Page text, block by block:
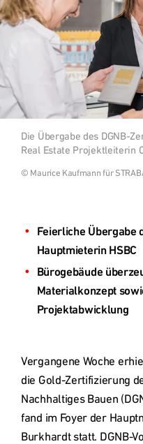
Top Links
Quartiersentwicklung
Forschungsprojekt RCC2
Nachhaltigkeit -
Referenzprojekte
Deutschland
Österreich
republika
Die Übergabe des DGNB-
Real Estate Projektleiterin
© Maurice Kaufmann für
herunterladen
Feierliche Übergabe
Hauptmieterin HSBC
Bürogebäude
Materialkonzept
Projektabwicklung
Vergangene Woche
die Gold-Zertifizierung
Nachhaltiges Bauen
fand im Foyer der
Burkhardt statt. DGNB-